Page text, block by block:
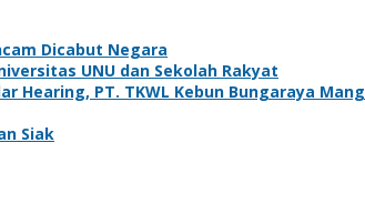
Dicabut Negara
UNU dan Sekolah Rakyat
Hearing, PT. TKWL Kebun Bungaraya
Siak